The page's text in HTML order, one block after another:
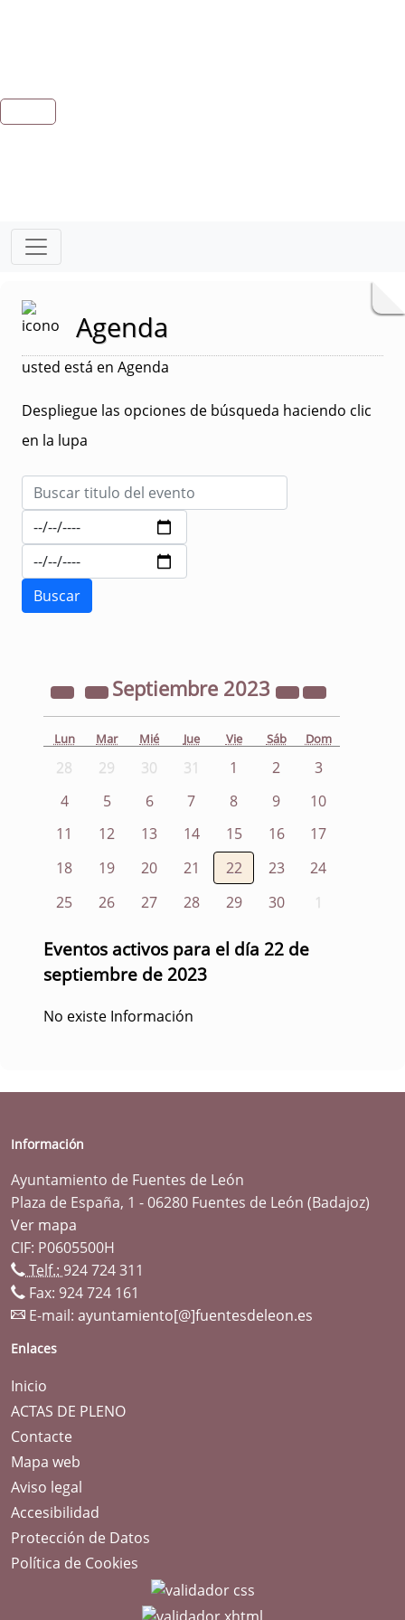
Agenda
usted está en Agenda
Despliegue las opciones de búsqueda haciendo clic
en la lupa
Septiembre 2023
Lun Mar Mié Jue Vie Sáb Dom
28 29 30 31 1 2
3
4
5 6 7 8 9
10
11
12 13 14 15 16
17
18
19 20 21 22 23
24
25
26 27 28 29 30 1
Eventos activos para el día 22 de
septiembre de 2023
No existe Información
Información
Ayuntamiento de Fuentes de León
Plaza de España, 1 - 06280 Fuentes de León (Badajoz)
Ver mapa
CIF: P0605500H
Telf.: 924 724 311
Fax: 924 724 161
E-mail: ayuntamiento[@]fuentesdeleon.es
Enlaces
Inicio
ACTAS DE PLENO
Contacte
Mapa web
Aviso legal
Accesibilidad
Protección de Datos
Política de Cookies